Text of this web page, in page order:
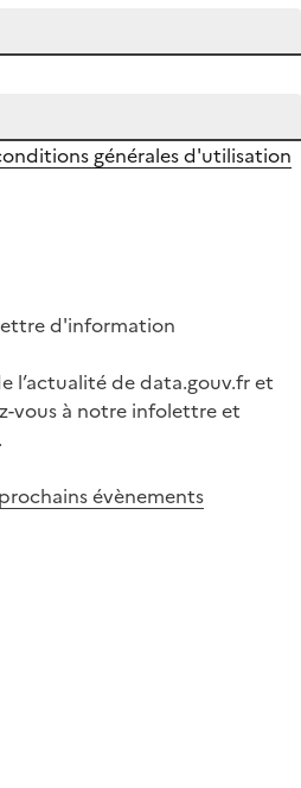
générales d'utilisation
d'information
l’actualité de data.gouv.fr et
vous à notre infolettre et
évènements